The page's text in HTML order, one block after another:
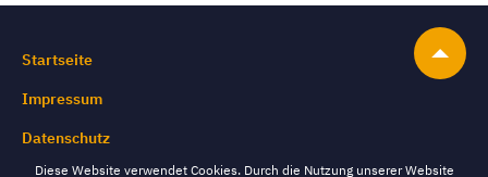
Startseite
Impressum
Datenschutz
Diese Website verwendet Cookies. Durch die Nutzung unserer Website